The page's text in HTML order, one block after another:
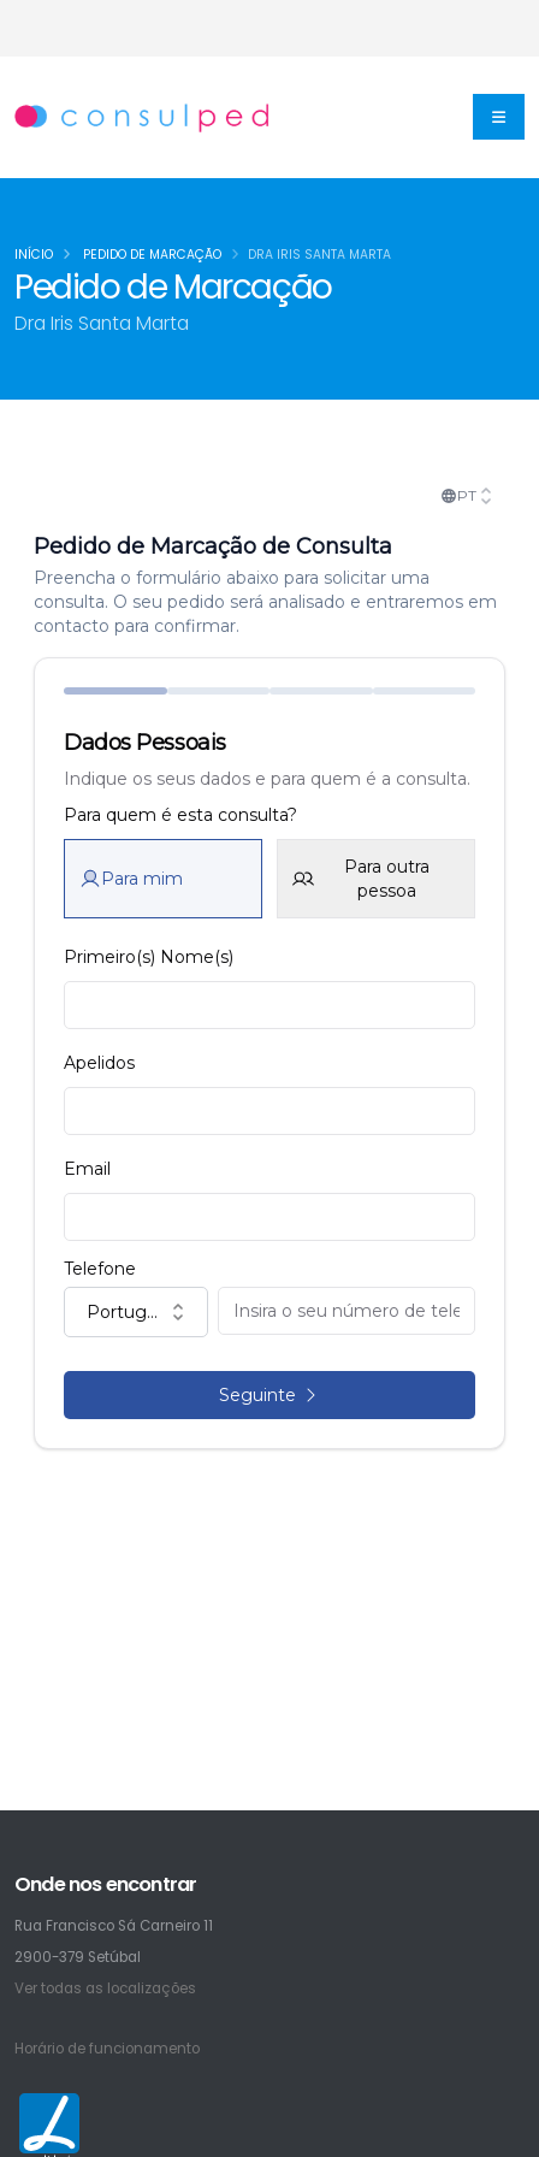
Pedido de Marcação
Dra Iris Santa Marta
INÍCIO PEDIDO DE MARCAÇÃO DRA IRIS SANTA MARTA
Onde nos encontrar
Rua Francisco Sá Carneiro 11
2900-379 Setúbal
Ver todas as localizações
Horário de funcionamento